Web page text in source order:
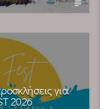
για
2026